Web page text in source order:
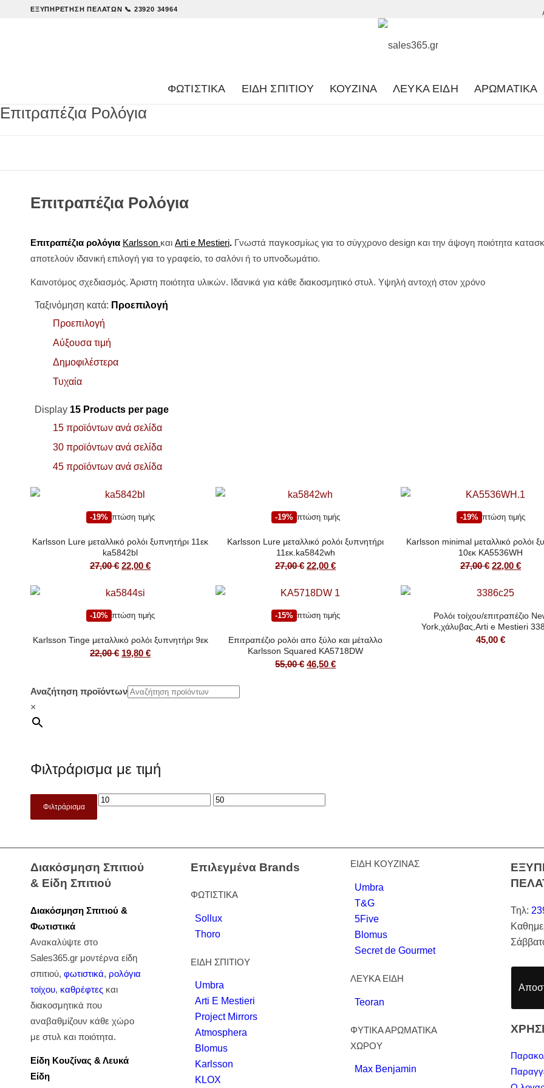
ΕΞΥΠΗΡΈΤΗΣΗ ΠΕΛΑΤΏΝ 📞 23920 34964
ΦΩΤΙΣΤΙΚΑ ΕΊΔΗ ΣΠΙΤΙΟΎ ΚΟΥΖΊΝΑ ΛΕΥΚΆ ΕΊΔΗ ΑΡΩΜΑΤΙΚΆ
Επιτραπέζια Ρολόγια
Επιτραπέζια Ρολόγια
Επιτραπέζια ρολόγια Karlsson και Arti e Mestieri. Γνωστά παγκοσμίως για το σύγχρονο design και την άψογη ποιότητα
αποτελούν ιδανική επιλογή για το γραφείο, το σαλόνι ή το υπνοδωμάτιο.
Καινοτόμος σχεδιασμός. Άριστη ποιότητα υλικών. Ιδανικά για κάθε διακοσμητικό στυλ. Υψηλή αντοχή στον χρόνο
Ταξινόμηση κατά: Προεπιλογή
Προεπιλογή
Αύξουσα τιμή
Δημοφιλέστερα
Τυχαία
Display 15 Products per page
15 προϊόντων ανά σελίδα
30 προϊόντων ανά σελίδα
45 προϊόντων ανά σελίδα
-19% πτώση τιμής
Karlsson Lure μεταλλικό ρολόι ξυπνητήρι 11εκ
ka5842bl
27,00€ Original
was:
22,00€Η
22,00 €.
-19% πτώση τιμής
Karlsson Lure μεταλλικό ρολόι ξυπνητήρι
11εκ.ka5842wh
27,00€ Original
was:
22,00€Η
τιμή
22,00 €.
-19% πτώση τιμής
Karlsson minimal μεταλλικό ρολόι
10εκ KA5536WH
27,00€ Original
was:
22,00€Η
-10% πτώση τιμής
Karlsson Tinge μεταλλικό ρολόι ξυπνητήρι 9εκ
22,00€ Original
22,00 €.
19,80€Η
είναι:
-15% πτώση τιμής
Επιτραπέζιο ρολόι απο ξύλο και μέταλλο
Karlsson Squared KA5718DW
55,00€ Original
46,50€Η
Ρολόι τοίχου/επιτραπέζιο
York,χάλυβας,Arti e Mestieri
45,00€
Αναζήτηση προϊόντων
×
Φιλτράρισμα με τιμή
Φιλτράρισμα
Διακόσμηση Σπιτιού
& Είδη Σπιτιού
Διακόσμηση Σπιτιού &
Φωτιστικά
Ανακαλύψτε στο
Sales365.gr μοντέρνα είδη
σπιτιού, φωτιστικά, ρολόγια
τοίχου, καθρέφτες και
διακοσμητικά που
αναβαθμίζουν κάθε χώρο
με στυλ και ποιότητα.
Είδη Κουζίνας & Λευκά
Είδη
Επιλεγμένα Brands
ΦΩΤΙΣΤΙΚΑ
Sollux
Thoro
ΕΙΔΗ ΣΠΙΤΙΟΥ
Umbra
Arti E Mestieri
Project Mirrors
Atmosphera
Blomus
Karlsson
KLOX
ΕΙΔΗ ΚΟΥΖΙΝΑΣ
Umbra
T&G
5Five
Blomus
Secret de Gourmet
ΛΕΥΚΑ ΕΙΔΗ
Teoran
ΦΥΤΙΚΑ ΑΡΩΜΑΤΙΚΑ
ΧΩΡΟΥ
Max Benjamin
Τηλ: